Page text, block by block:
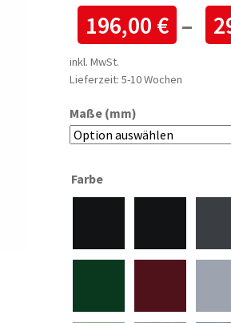
196,00 € –
inkl. MwSt.
Lieferzeit: 5-10 Wochen
Maße (mm)
Farbe